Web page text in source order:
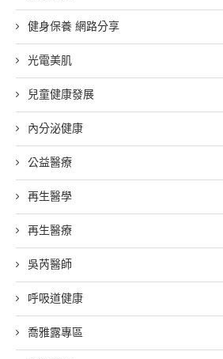
健身保養 網路分享
光電美肌
兒童健康發展
內分泌健康
公益醫療
再生醫學
再生醫療
吳芮醫師
呼吸道健康
喬雅露專區